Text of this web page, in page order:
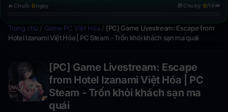
🔥 Chuỗi: 0ngày 🎁 Chu kỳ:0/14 👑
Trang chủ / Game PC Việt Hóa / [PC] Game Livestream: Escape from
Hotel Izanami Việt Hóa | PC Steam - Trốn khỏi khách sạn ma quái
[PC] Game Livestream: Escape
from Hotel Izanami Việt Hóa | PC
Steam - Trốn khỏi khách sạn ma
quái